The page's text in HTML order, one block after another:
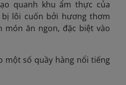
quanh khu ẩm thực của
bị lôi cuốn bởi hương thơm
món ăn ngon, đặc biệt vào
một số quầy hàng nổi tiếng